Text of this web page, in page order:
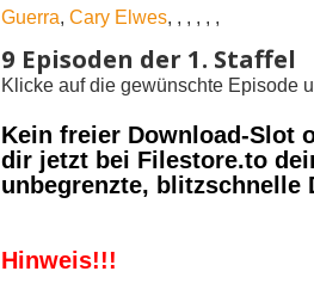
Guerra, Cary Elwes, , , , , ,
9 Episoden der 1. Staffel
Klicke auf die gewünschte Episode
Kein freier Download-Slot
dir jetzt bei Filestore.to
unbegrenzte, blitzschnelle
Hinweis!!!